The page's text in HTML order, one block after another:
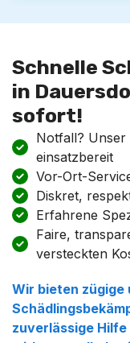
Schnelle
in
sofort!
Notfall? Unser
einsatzbereit
Vor-Ort-
Diskret,
Erfahrene
Faire,
versteckten
Wir bieten zügige
zuverlässige